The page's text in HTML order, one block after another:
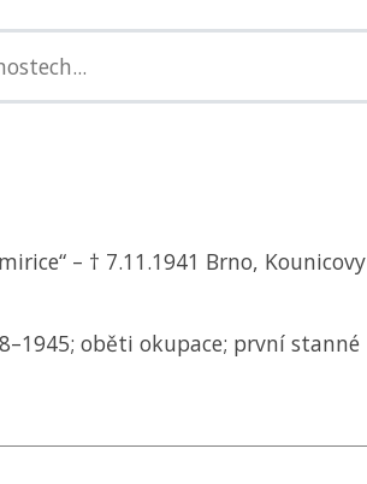
– † 7.11.1941 Brno, Kounicovy
oběti okupace; první stanné